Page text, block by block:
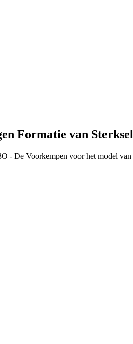
Formatie van Sterksel
- De Voorkempen voor het model